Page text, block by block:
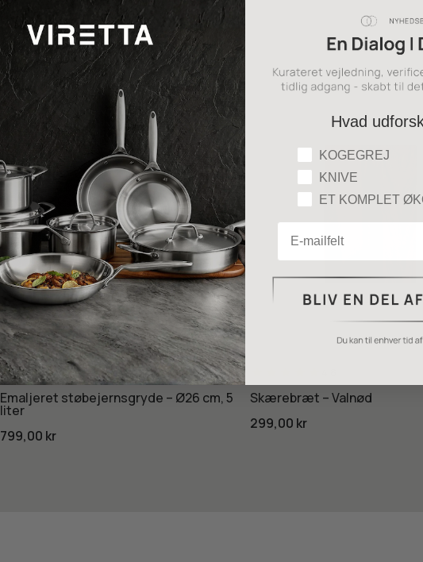
4.8
Emaljeret støbejernsgryde – Ø26 cm, 5
liter
799,00 kr
Skærebræt – Valnød
299,00 kr
Hvad
Hvad udforsker du?
KOGEGREJ
KNIVE
ET KOMPLET
Email